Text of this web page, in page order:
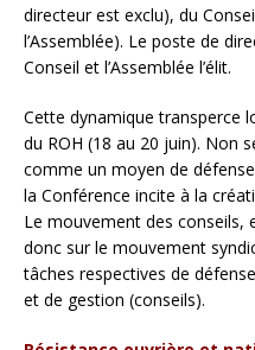
directeur est exclu), du
l’Assemblée). Le poste de
Conseil et l’Assemblée l’élit.
Cette dynamique transperce
du ROH (18 au 20 juin). Non
comme un moyen de
la Conférence incite à la
Le mouvement des conseils,
donc sur le mouvement
tâches respectives de
et de gestion (conseils).